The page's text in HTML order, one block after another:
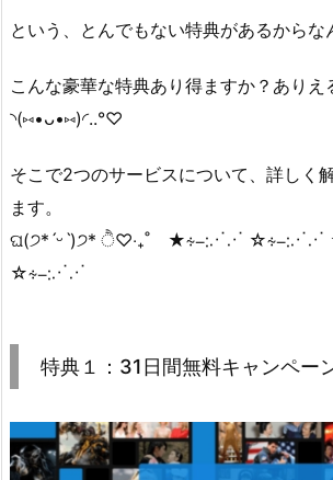
という、とんでもない特典があるからな
こんな豪華な特典あり得ますか？ありえ
◝(⑅•ᴗ•⑅)◜..°♡
そこで2つのサービスについて、詳しく
ます。
ଘ(੭*ˊᵕˋ)੭* ੈ♡‧₊˚ ★∻∹⋰⋰
☆∻∹⋰⋰
特典１：31日間無料キャンペー